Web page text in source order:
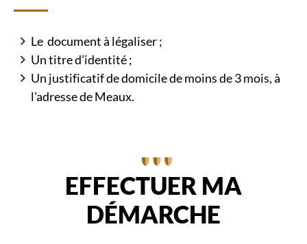
Le document à légaliser ;
Un titre d’identité ;
Un justificatif de domicile de moins de 3 mois, à
l'adresse de Meaux.
EFFECTUER MA
DÉMARCHE